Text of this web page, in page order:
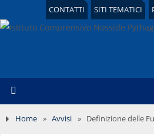
CONTATTI SITI TEMATICI
Home » Avvisi » Definizione delle